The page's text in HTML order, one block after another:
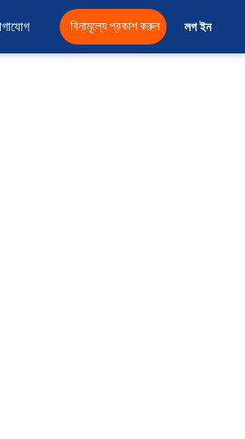
বিনামূল্যে প্রকাশ করুন লগ ইন